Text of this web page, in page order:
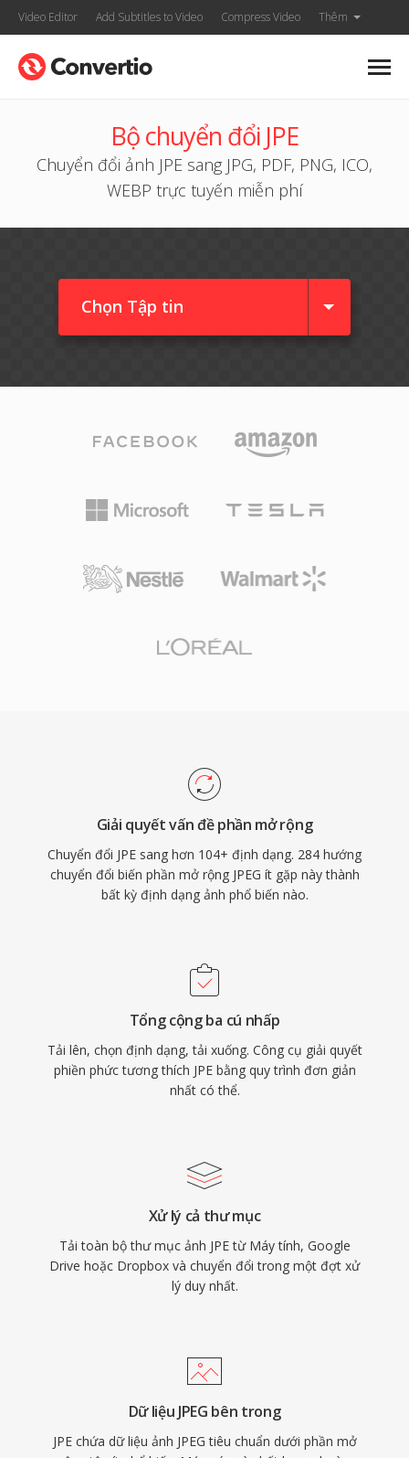
Video Editor Add Subtitles to Video Compress Video Thêm
Bộ chuyển đổi JPE
Chuyển đổi ảnh JPE sang JPG, PDF, PNG, ICO,
WEBP trực tuyến miễn phí
Chọn Tập tin
Giải quyết vấn đề phần mở rộng
Chuyển đổi JPE sang hơn 104+ định dạng. 284 hướng
chuyển đổi biến phần mở rộng JPEG ít gặp này thành
bất kỳ định dạng ảnh phổ biến nào.
Tổng cộng ba cú nhấp
Tải lên, chọn định dạng, tải xuống. Công cụ giải quyết
phiền phức tương thích JPE bằng quy trình đơn giản
nhất có thể.
Xử lý cả thư mục
Tải toàn bộ thư mục ảnh JPE từ Máy tính, Google
Drive hoặc Dropbox và chuyển đổi trong một đợt xử
lý duy nhất.
Dữ liệu JPEG bên trong
JPE chứa dữ liệu ảnh JPEG tiêu chuẩn dưới phần mở